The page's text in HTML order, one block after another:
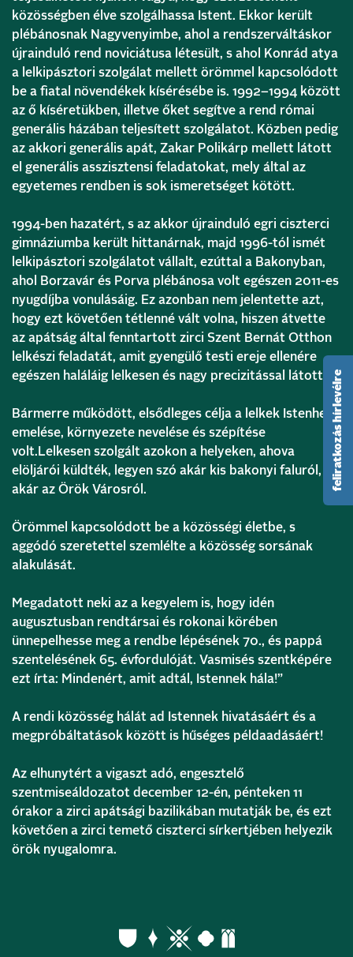
közösségben élve szolgálhassa Istent. Ekkor került
plébánosnak Nagyvenyimbe, ahol a rendszerváltáskor
újrainduló rend noviciátusa létesült, s ahol Konrád atya
a lelkipásztori szolgálat mellett örömmel kapcsolódott
be a fiatal növendékek kísérésébe is. 1992–1994 között
az ő kíséretükben, illetve őket segítve a rend római
generális házában teljesített szolgálatot. Közben pedig
az akkori generális apát, Zakar Polikárp mellett látott
el generális asszisztensi feladatokat, mely által az
egyetemes rendben is sok ismeretséget kötött.
1994-ben hazatért, s az akkor újrainduló egri ciszterci
gimnáziumba került hittanárnak, majd 1996-tól ismét
lelkipásztori szolgálatot vállalt, ezúttal a Bakonyban,
ahol Borzavár és Porva plébánosa volt egészen 2011-es
nyugdíjba vonulásáig. Ez azonban nem jelentette azt,
hogy ezt követően tétlenné vált volna, hiszen átvette
az apátság által fenntartott zirci Szent Bernát Otthon
lelkészi feladatát, amit gyengülő testi ereje ellenére
egészen haláláig lelkesen és nagy precizitással látott el.
Bármerre működött, elsődleges célja a lelkek Istenhez
emelése, környezete nevelése és szépítése
volt.Lelkesen szolgált azokon a helyeken, ahova
elöljárói küldték, legyen szó akár kis bakonyi faluról,
akár az Örök Városról.
Örömmel kapcsolódott be a közösségi életbe, s
aggódó szeretettel szemlélte a közösség sorsának
alakulását.
Megadatott neki az a kegyelem is, hogy idén
augusztusban rendtársai és rokonai körében
ünnepelhesse meg a rendbe lépésének 70., és pappá
szentelésének 65. évfordulóját. Vasmisés szentképére
ezt írta: Mindenért, amit adtál, Istennek hála!”
A rendi közösség hálát ad Istennek hivatásáért és a
megpróbáltatások között is hűséges példaadásáért!
Az elhunytért a vigaszt adó, engesztelő
szentmiseáldozatot december 12-én, pénteken 11
órakor a zirci apátsági bazilikában mutatják be, és ezt
követően a zirci temető ciszterci sírkertjében helyezik
örök nyugalomra.
feliratkozás hírlevélre